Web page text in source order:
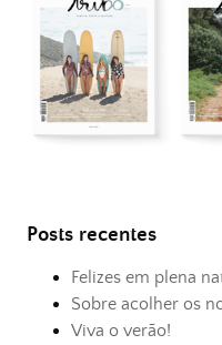
Posts recentes
Felizes em plena
Sobre acolher os
Viva o verão!